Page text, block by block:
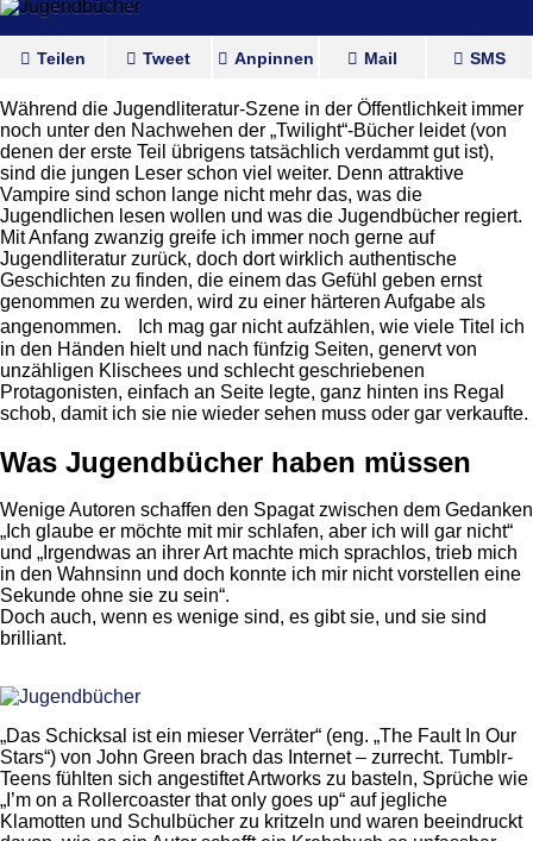
Teilen Tweet Anpinnen Mail SMS
Während die Jugendliteratur-Szene in der Öffentlichkeit immer
noch unter den Nachwehen der „Twilight“-Bücher leidet (von
denen der erste Teil übrigens tatsächlich verdammt gut ist),
sind die jungen Leser schon viel weiter. Denn attraktive
Vampire sind schon lange nicht mehr das, was die
Jugendlichen lesen wollen und was die Jugendbücher regiert.
Mit Anfang zwanzig greife ich immer noch gerne auf
Jugendliteratur zurück, doch dort wirklich authentische
Geschichten zu finden, die einem das Gefühl geben ernst
genommen zu werden, wird zu einer härteren Aufgabe als
angenommen. Ich mag gar nicht aufzählen, wie viele Titel ich
in den Händen hielt und nach fünfzig Seiten, genervt von
unzähligen Klischees und schlecht geschriebenen
Protagonisten, einfach an Seite legte, ganz hinten ins Regal
schob, damit ich sie nie wieder sehen muss oder gar verkaufte.
Was Jugendbücher haben müssen
Wenige Autoren schaffen den Spagat zwischen dem Gedanken
„Ich glaube er möchte mit mir schlafen, aber ich will gar nicht“
und „Irgendwas an ihrer Art machte mich sprachlos, trieb mich
in den Wahnsinn und doch konnte ich mir nicht vorstellen eine
Sekunde ohne sie zu sein“.
Doch auch, wenn es wenige sind, es gibt sie, und sie sind
brilliant.
„Das Schicksal ist ein mieser Verräter“ (eng. „The Fault In Our
Stars“) von John Green brach das Internet – zurrecht. Tumblr-
Teens fühlten sich angestiftet Artworks zu basteln, Sprüche wie
„I’m on a Rollercoaster that only goes up“ auf jegliche
Klamotten und Schulbücher zu kritzeln und waren beeindruckt